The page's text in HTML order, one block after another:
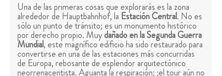
Una de las primeras cosas que explorarás es la zona
alrededor de Hauptbahnhof, la Estación Central. No es
sólo un punto de tránsito; es un monumento histórico
por derecho propio. Muydañado en la Segunda Guerra
Mundial, este magnífico edificio ha sido restaurado para
convertirse en una de las estaciones más concurridas
de Europa, rebosante de esplendor arquitectónico
neorrenacentista. Aguanta la respiración; ¡el tour aún no